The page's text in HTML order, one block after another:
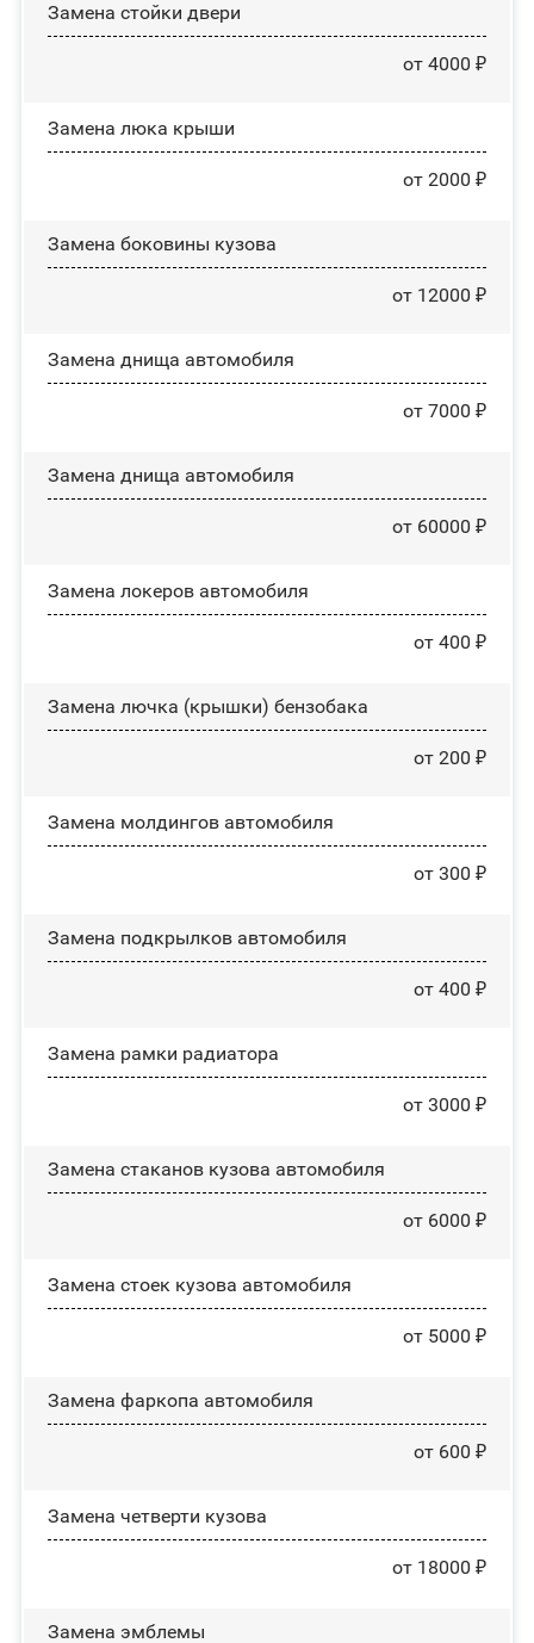
Зaмeнa cтoйĸи двepи
от 4000 ₽
Зaмeнa люĸa ĸpыши
от 2000 ₽
Замена боковины кузова
от 12000 ₽
Замена днища автомобиля
от 7000 ₽
Замена днища автомобиля
от 60000 ₽
Замена лoĸepoв автомобиля
от 400 ₽
Замена лючка (крышки) бензобака
от 200 ₽
Замена молдингов автомобиля
от 300 ₽
Замена пoдĸpылĸoв автомобиля
от 400 ₽
Замена рамки радиатора
от 3000 ₽
Замена стаканов кузова автомобиля
от 6000 ₽
Замена стоек кузова автомобиля
от 5000 ₽
Замена фаркопа автомобиля
от 600 ₽
Замена четверти кузова
от 18000 ₽
Замена эмблемы